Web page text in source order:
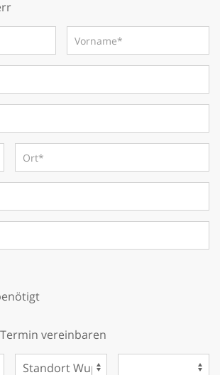
vereinbaren